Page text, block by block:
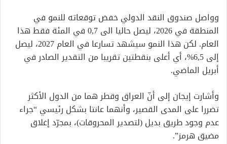
وواصل صندوق النقد الدولي خفض توقعاته للنمو في
المنطقة في 2026، ليصل حاليا الى 0,7 في المئة فقط هذا
العام. لكن هذا النمو سيشهد تسارعا في العام 2027، ليصل
إلى 6,5%، أي أعلى بنقطتين تقريبا من التقدير الصادر في
أبريل الماضي.
وأشارت إيجان إلى أنّ العراق وقطر هما من الدول الأكثر
تضررا على المدى القصير، وأنهما عانتا بشكل رئيسي “جراء
عدم وجود طريق بديل (لتصدير المحروقات)، بمجرّد إغلاق
مضيق هرمز”.